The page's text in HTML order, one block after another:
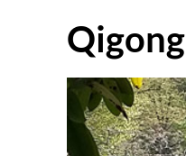
Qigong